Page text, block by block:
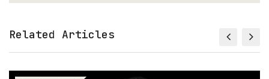
Related Articles